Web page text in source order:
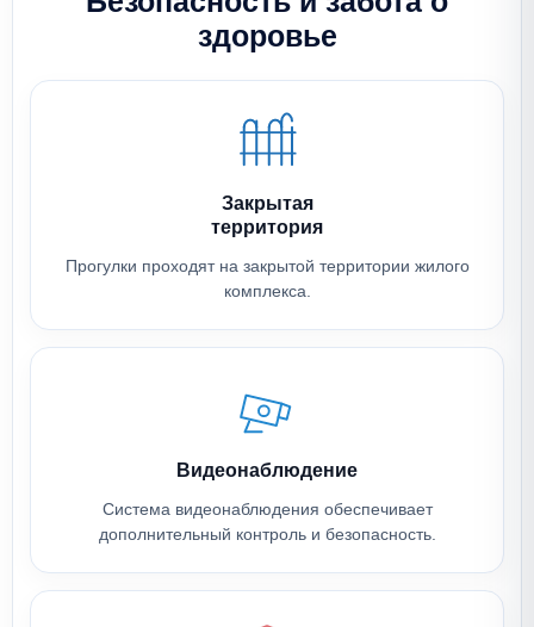
здоровье
Закрытая
территория
Прогулки проходят на закрытой территории жилого
комплекса.
Видеонаблюдение
Система видеонаблюдения обеспечивает
дополнительный контроль и безопасность.